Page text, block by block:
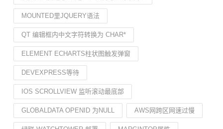
MOUNTED里JQUERY语法
QT 编辑框内中文字符转换为 CHAR*
ELEMENT ECHARTS柱状图触发弹窗
DEVEXPRESS等待
IOS SCROLLVIEW 监听滚动最底部
GLOBALDATA OPENID 为NULL AWS网跨区网速过慢